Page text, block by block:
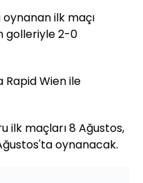
ilk maçı
golleriyle 2-0
Rapid Wien ile
ilk maçları 8 Ağustos,
oynanacak.